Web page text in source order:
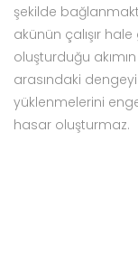
şekilde
akünün çalışır
oluşturduğu
arasındaki
yüklenmelerini
hasar oluşturmaz.